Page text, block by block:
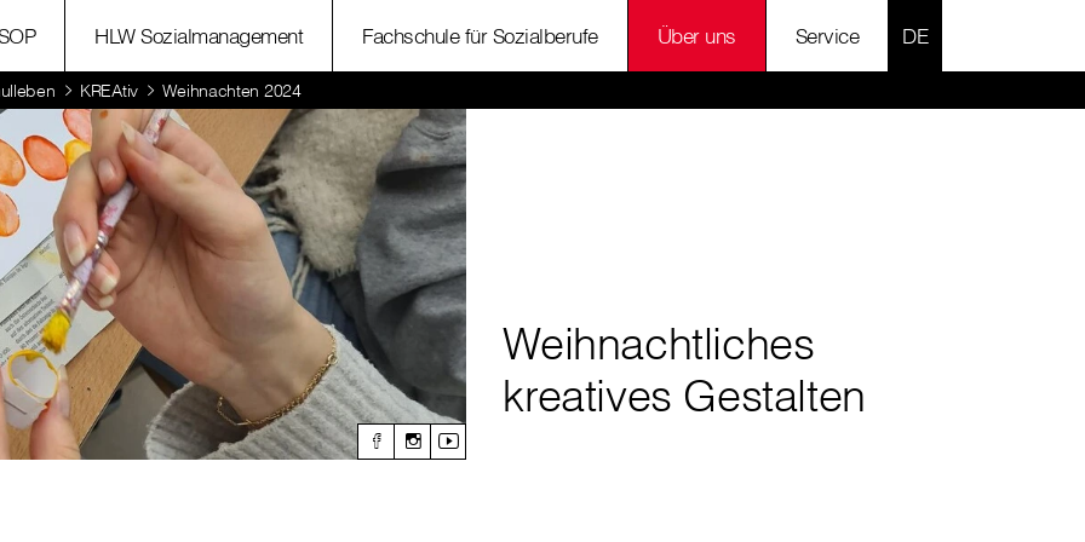
HLW Sozialmanagement Fachschule für Sozialberufe Über uns Service SPRACHE
KREAtiv Weihnachten 2024
Weihnachtliches
kreatives Gestalten